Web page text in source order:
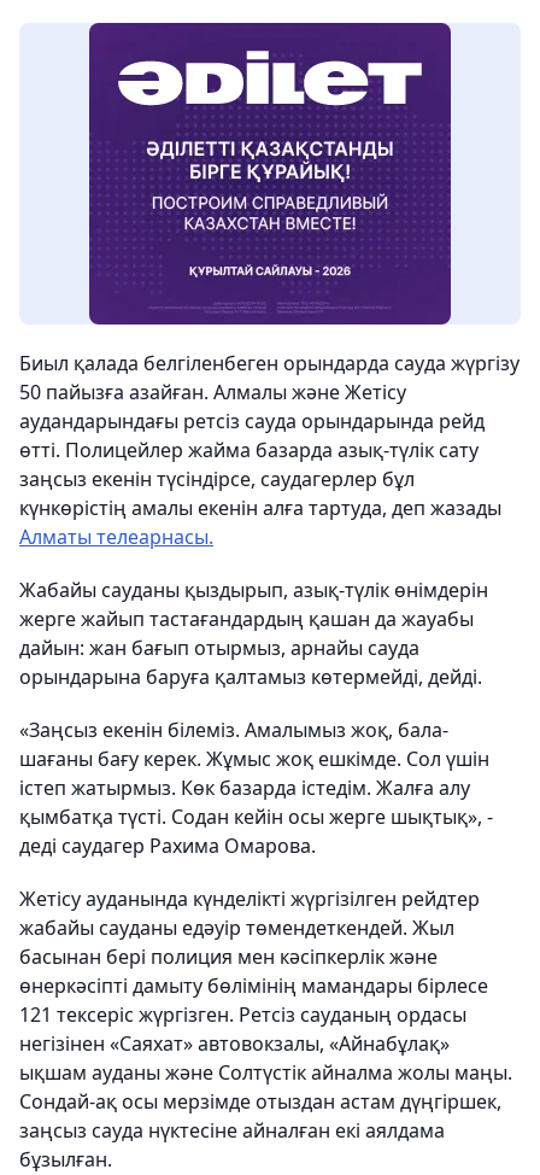
Биыл қалада белгіленбеген орындарда сауда жүргізу
50 пайызға азайған. Алмалы және Жетісу
аудандарындағы ретсіз сауда орындарында рейд
өтті. Полицейлер жайма базарда азық-түлік сату
заңсыз екенін түсіндірсе, саудагерлер бұл
күнкөрістің амалы екенін алға тартуда, деп жазады
Алматы телеарнасы.
Жабайы сауданы қыздырып, азық-түлік өнімдерін
жерге жайып тастағандардың қашан да жауабы
дайын: жан бағып отырмыз, арнайы сауда
орындарына баруға қалтамыз көтермейді, дейді.
«Заңсыз екенін білеміз. Амалымыз жоқ, бала-
шағаны бағу керек. Жұмыс жоқ ешкімде. Сол үшін
істеп жатырмыз. Көк базарда істедім. Жалға алу
қымбатқа түсті. Содан кейін осы жерге шықтық», -
деді саудагер Рахима Омарова.
Жетісу ауданында күнделікті жүргізілген рейдтер
жабайы сауданы едәуір төмендеткендей. Жыл
басынан бері полиция мен кәсіпкерлік және
өнеркәсіпті дамыту бөлімінің мамандары бірлесе
121 тексеріс жүргізген. Ретсіз сауданың ордасы
негізінен «Саяхат» автовокзалы, «Айнабұлақ»
ықшам ауданы және Солтүстік айналма жолы маңы.
Сондай-ақ осы мерзімде отыздан астам дүңгіршек,
заңсыз сауда нүктесіне айналған екі аялдама
бұзылған.